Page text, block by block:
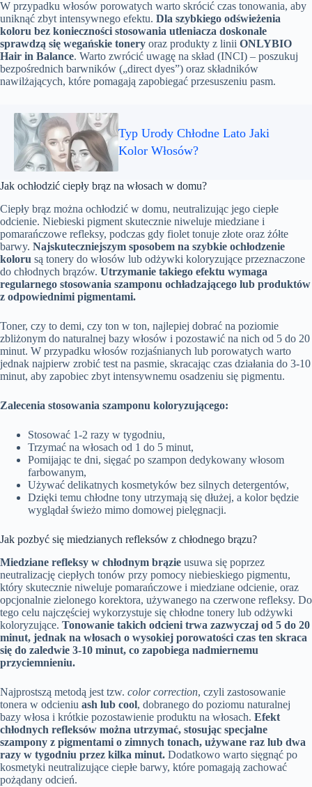
W przypadku włosów porowatych warto skrócić czas tonowania, aby
uniknąć zbyt intensywnego efektu. Dla szybkiego odświeżenia
koloru bez konieczności stosowania utleniacza doskonale
sprawdzą się wegańskie tonery oraz produkty z linii ONLYBIO
Hair in Balance. Warto zwrócić uwagę na skład (INCI) – poszukuj
bezpośrednich barwników („direct dyes”) oraz składników
nawilżających, które pomagają zapobiegać przesuszeniu pasm.
Typ Urody Chłodne Lato Jaki
Kolor Włosów?
Jak ochłodzić ciepły brąz na włosach w domu?
Ciepły brąz można ochłodzić w domu, neutralizując jego ciepłe
odcienie. Niebieski pigment skutecznie niweluje miedziane i
pomarańczowe refleksy, podczas gdy fiolet tonuje złote oraz żółte
barwy. Najskuteczniejszym sposobem na szybkie ochłodzenie
koloru są tonery do włosów lub odżywki koloryzujące przeznaczone
do chłodnych brązów. Utrzymanie takiego efektu wymaga
regularnego stosowania szamponu ochładzającego lub produktów
z odpowiednimi pigmentami.
Toner, czy to demi, czy ton w ton, najlepiej dobrać na poziomie
zbliżonym do naturalnej bazy włosów i pozostawić na nich od 5 do 20
minut. W przypadku włosów rozjaśnianych lub porowatych warto
jednak najpierw zrobić test na pasmie, skracając czas działania do 3-10
minut, aby zapobiec zbyt intensywnemu osadzeniu się pigmentu.
Zalecenia stosowania szamponu koloryzującego:
Stosować 1-2 razy w tygodniu,
Trzymać na włosach od 1 do 5 minut,
Pomijając te dni, sięgać po szampon dedykowany włosom
farbowanym,
Używać delikatnych kosmetyków bez silnych detergentów,
Dzięki temu chłodne tony utrzymają się dłużej, a kolor będzie
wyglądał świeżo mimo domowej pielęgnacji.
Jak pozbyć się miedzianych refleksów z chłodnego brązu?
Miedziane refleksy w chłodnym brązie usuwa się poprzez
neutralizację ciepłych tonów przy pomocy niebieskiego pigmentu,
który skutecznie niweluje pomarańczowe i miedziane odcienie, oraz
opcjonalnie zielonego korektora, używanego na czerwone refleksy. Do
tego celu najczęściej wykorzystuje się chłodne tonery lub odżywki
koloryzujące. Tonowanie takich odcieni trwa zazwyczaj od 5 do 20
minut, jednak na włosach o wysokiej porowatości czas ten skraca
się do zaledwie 3-10 minut, co zapobiega nadmiernemu
przyciemnieniu.
Najprostszą metodą jest tzw. color correction, czyli zastosowanie
tonera w odcieniu ash lub cool, dobranego do poziomu naturalnej
bazy włosa i krótkie pozostawienie produktu na włosach. Efekt
chłodnych refleksów można utrzymać, stosując specjalne
szampony z pigmentami o zimnych tonach, używane raz lub dwa
razy w tygodniu przez kilka minut. Dodatkowo warto sięgnąć po
kosmetyki neutralizujące ciepłe barwy, które pomagają zachować
pożądany odcień.